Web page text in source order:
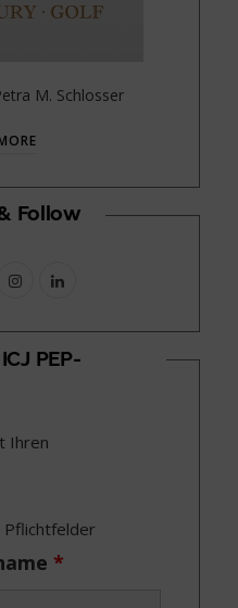
M. Schlosser
Follow
I
s
a
m
L
n
n
PEP-
Ihren
Pflichtfelder
*